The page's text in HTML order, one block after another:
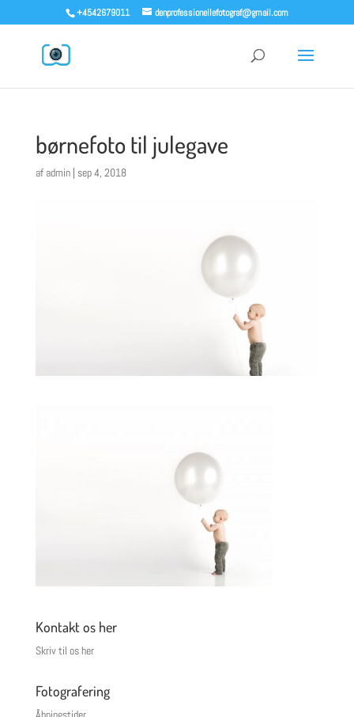
+4542679011 denprofessionellefotograf@gmail.com
børnefoto til julegave
af admin| sep 4, 2018
Kontakt os her
Skriv til os her
Fotografering